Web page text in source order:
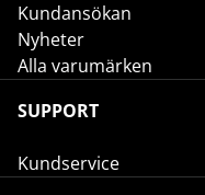
Kundansökan
Nyheter
Alla varumärken
SUPPORT
Kundservice